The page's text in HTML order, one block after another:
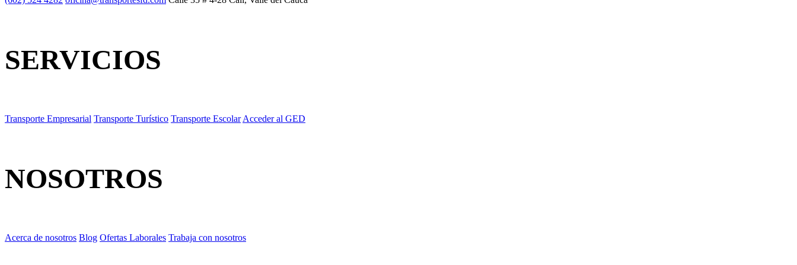
SERVICIOS
Transporte Empresarial Transporte Turístico Transporte Escolar Acceder al GED
NOSOTROS
Acerca de nosotros Blog Ofertas Laborales Trabaja con nosotros